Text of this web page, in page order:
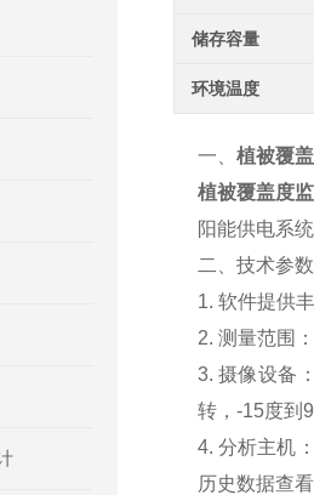
储存容量
环境温度
一、 植被覆
植被覆盖度
阳能供电系
二、技术参数
1. 软件提供
2. 测量范围
3. 摄像设备
转，-15度到
4. 分析主机
历史数据查